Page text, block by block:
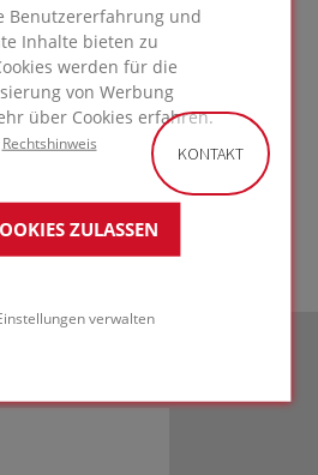
Benutzererfahrung und
Inhalte bieten zu
werden für die
von Werbung
über Cookies erfahren.
Rechtshinweis
ZULASSEN
verwalten
LÖSUNG
KONTAKT